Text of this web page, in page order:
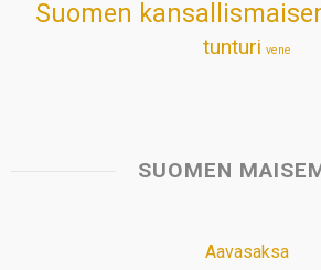
Suomen
tunturi vene
SUOMEN
Aavasaksa